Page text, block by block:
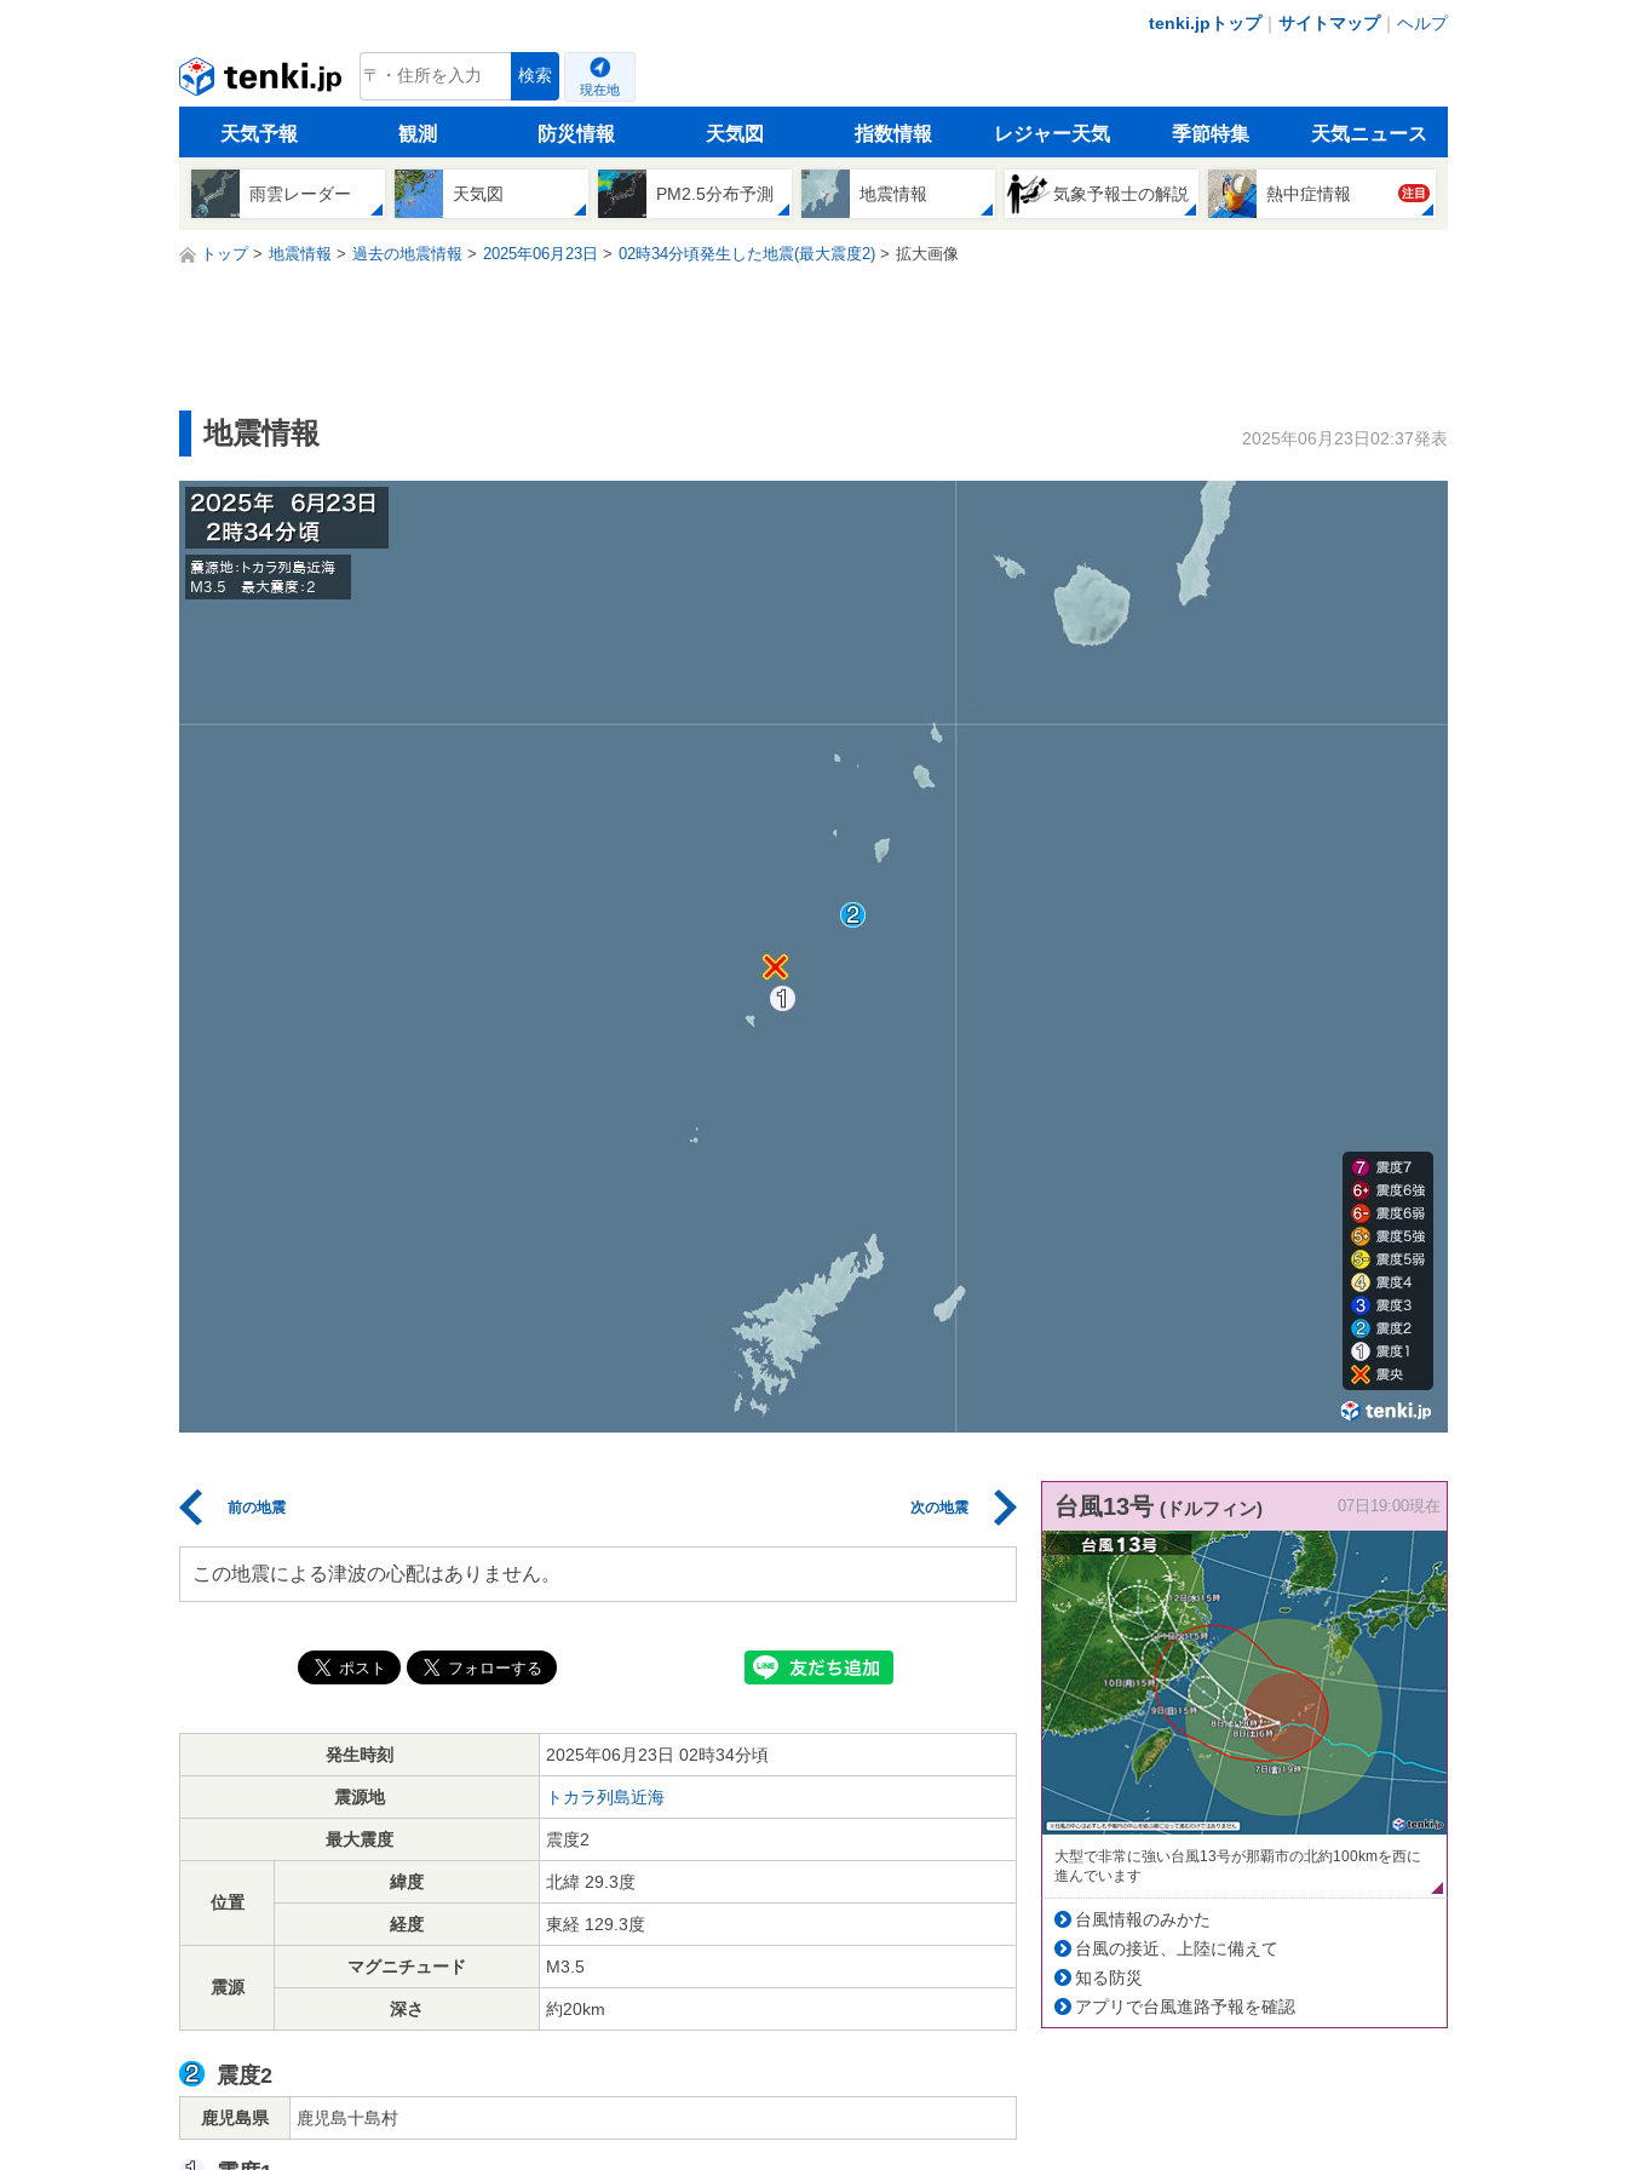
tenki.jpトップ｜ サイトマップ｜ ヘルプ
tenki.jp 検索
現在地
天気予報 観測 防災情報 天気図 指数情報 レジャー天気 季節特集 天気ニュース
雨雲レーダー 天気図 PM2.5分布予測 地震情報 気象予報士の解説 熱中症情報 注目
トップ 地震情報 過去の地震情報 2025年06月23日 02時34分頃発生した地震(最大震度2) 拡大画像
地震情報 2025年06月23日02:37発表
前の地震 次の地震
この地震による津波の心配はありません。
発生時刻 2025年06月23日 02時34分頃
震源地 トカラ列島近海
最大震度 震度2
位置
緯度 北緯 29.3度
経度 東経 129.3度
震源
マグニチュード M3.5
深さ 約20km
震度2
鹿児島県 鹿児島十島村
台風13号 (ドルフィン) 07日19:00現在
大型で非常に強い台風13号が那覇市の北約100kmを西に
進んでいます
台風情報のみかた
台風の接近、上陸に備えて
知る防災
アプリで台風進路予報を確認